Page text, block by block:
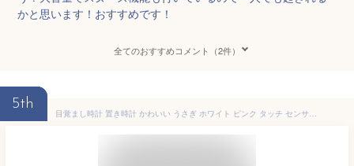
かと思います！おすすめです！
全てのおすすめコメント（2件）
5th
目覚まし時計 置き時計 かわいい うさぎ ホワイト ピンク タッチ センサー 振動 アプリ操作